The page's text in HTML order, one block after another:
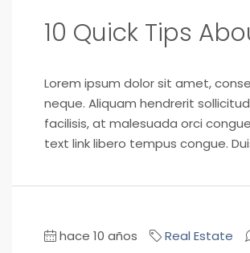
10 Quick Tips
Lorem ipsum dolor sit amet,
neque. Aliquam hendrerit
facilisis, at malesuada orci
text link libero tempus congue.
hace 10 años Real Estate